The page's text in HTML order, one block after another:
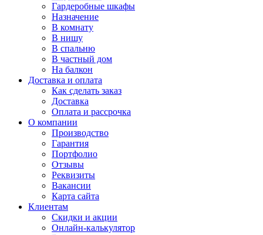
Гардеробные шкафы
Назначение
В комнату
В нишу
В спальню
В частный дом
На балкон
Доставка и оплата
Как сделать заказ
Доставка
Оплата и рассрочка
О компании
Производство
Гарантия
Портфолио
Отзывы
Реквизиты
Вакансии
Карта сайта
Клиентам
Скидки и акции
Онлайн-калькулятор